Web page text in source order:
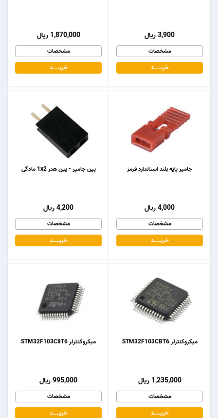
1,870,000 ریال
مشخصات
خریـــــــد
3,900 ریال
مشخصات
خریـــــــد
پین جامپر - پین هدر 1x2 مادگی
4,200 ریال
مشخصات
خریـــــــد
جامپر پایه بلند استاندارد قرمز
4,000 ریال
مشخصات
خریـــــــد
میکروکنترلر STM32F103C8T6
995,000 ریال
مشخصات
خریـــــــد
میکروکنترلر STM32F103CBT6
1,235,000 ریال
مشخصات
خریـــــــد